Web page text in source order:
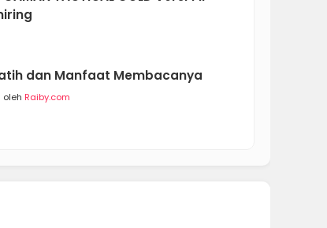
dan Manfaat Membacanya
Raiby.com